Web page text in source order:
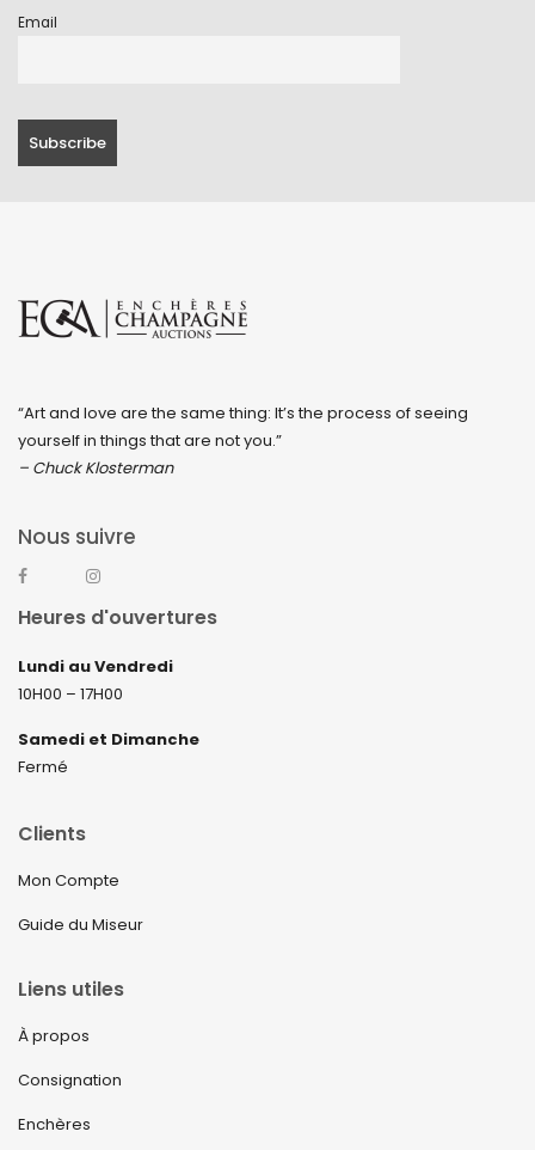
Email
“Art and love are the same thing: It’s the process of seeing
yourself in things that are not you.”
– Chuck Klosterman
Nous suivre
Heures d'ouvertures
Lundi au Vendredi
10H00 – 17H00
Samedi et Dimanche
Fermé
Clients
Mon Compte
Guide du Miseur
Liens utiles
À propos
Consignation
Enchères